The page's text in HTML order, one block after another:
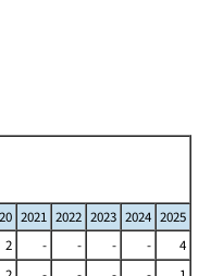
2021 2022 2023 2024 2025
2 - - - -
4